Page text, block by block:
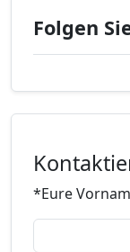
Folgen
*Eure